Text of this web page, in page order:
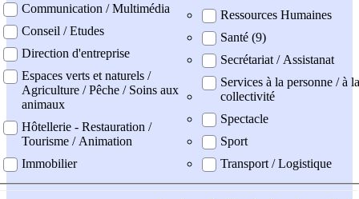
Communication / Multimédia
Conseil / Etudes
Direction d'entreprise
Espaces verts et naturels /
Agriculture / Pêche / Soins aux
animaux
Hôtellerie - Restauration /
Tourisme / Animation
Immobilier
Ressources Humaines
Santé (9)
Secrétariat / Assistanat
Services à la personne / à la
collectivité
Spectacle
Sport
Transport / Logistique